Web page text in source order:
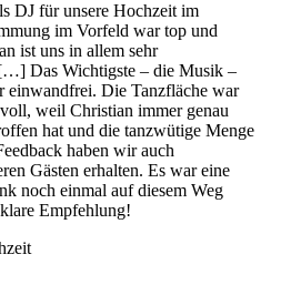
DJ für unsere Hochzeit im
im Vorfeld war top und
ist uns in allem sehr
Das Wichtigste – die Musik –
einwandfrei. Die Tanzfläche war
weil Christian immer genau
hat und die tanzwütige Menge
haben wir auch
Gästen erhalten. Es war eine
noch einmal auf diesem Weg
Empfehlung!